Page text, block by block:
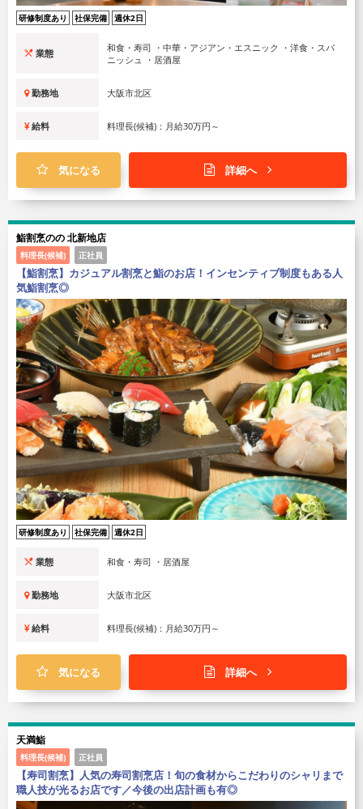
研修制度あり 社保完備 週休2日
業態
和食・寿司 ・中華・アジアン・エスニック ・洋食・スパ
ニッシュ ・居酒屋
勤務地 大阪市北区
給料 料理長(候補)：月給30万円～
気になる 詳細へ
鮨割烹のの 北新地店
料理長(候補) 正社員
【鮨割烹】カジュアル割烹と鮨のお店！インセンティブ制度もある人
気鮨割烹◎
研修制度あり 社保完備 週休2日
業態 和食・寿司 ・居酒屋
勤務地 大阪市北区
給料 料理長(候補)：月給30万円～
気になる 詳細へ
天満鮨
料理長(候補) 正社員
【寿司割烹】人気の寿司割烹店！旬の食材からこだわりのシャリまで
職人技が光るお店です／今後の出店計画も有◎